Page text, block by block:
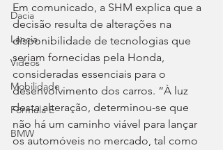
Dacia
Lancia
Videos
Mobilidade
Fórmula E
BMW
Em comunicado, a SHM explica que a
decisão resulta de alterações na
disponibilidade de tecnologias que
seriam fornecidas pela Honda,
consideradas essenciais para o
desenvolvimento dos carros. “À luz
desta alteração, determinou-se que
não há um caminho viável para lançar
os automóveis no mercado, tal como